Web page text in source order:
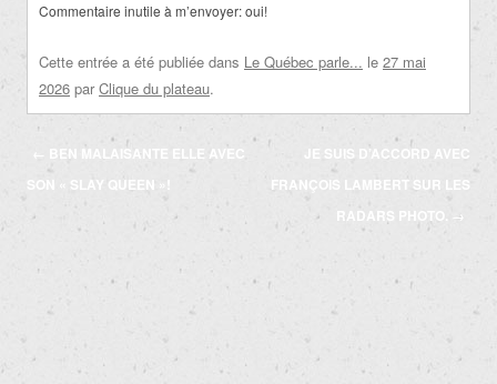
Commentaire inutile à m’envoyer: oui!
Cette entrée a été publiée dans Le Québec parle... le 27 mai
2026 par Clique du plateau.
Navigation
des
articles
← BEN MALAISANTE ELLE AVEC
SON « SLAY QUEEN »!
JE SUIS D’ACCORD AVEC
FRANÇOIS LAMBERT SUR LES
RADARS PHOTO. →